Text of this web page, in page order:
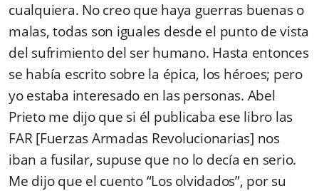
cualquiera. No creo que haya guerras buenas o
malas, todas son iguales desde el punto de vista
del sufrimiento del ser humano. Hasta entonces
se había escrito sobre la épica, los héroes; pero
yo estaba interesado en las personas. Abel
Prieto me dijo que si él publicaba ese libro las
FAR [Fuerzas Armadas Revolucionarias] nos
iban a fusilar, supuse que no lo decía en serio.
Me dijo que el cuento “Los olvidados”, por su